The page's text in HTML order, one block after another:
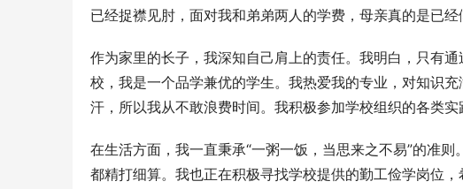
已经捉襟见肘，面对我和弟弟两人的学费，母亲真的是已经
作为家里的长子，我深知自己肩上的责任。我明白，只有
校，我是一个品学兼优的学生。我热爱我的专业，对知识
汗，所以我从不敢浪费时间。我积极参加学校组织的各类实
在生活方面，我一直秉承“一粥一饭，当思来之不易”的准
都精打细算。我也正在积极寻找学校提供的勤工俭学岗位